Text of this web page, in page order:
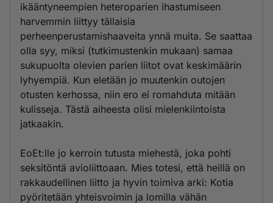
ikääntyneempien heteroparien ihastumiseen
harvemmin liittyy tällaisia
perheenperustamishaaveita ynnä muita. Se saattaa
olla syy, miksi (tutkimustenkin mukaan) samaa
sukupuolta olevien parien liitot ovat keskimäärin
lyhyempiä. Kun eletään jo muutenkin outojen
otusten kerhossa, niin ero ei romahduta mitään
kulisseja. Tästä aiheesta olisi mielenkiintoista
jatkaakin.
EoEt:lle jo kerroin tutusta miehestä, joka pohti
seksitöntä avioliittoaan. Mies totesi, että heillä on
rakkaudellinen liitto ja hyvin toimiva arki: Kotia
pyöritetään yhteisvoimin ja lomilla vähän